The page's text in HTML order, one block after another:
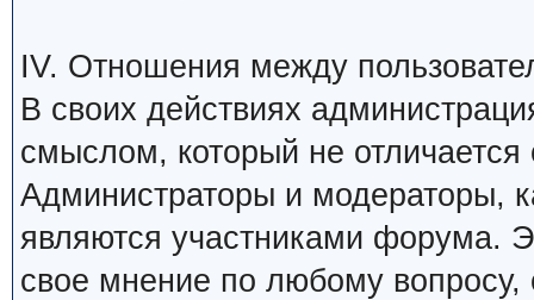
IV. Отношения между
В своих действиях
смыслом, который не отличается
Администраторы и модераторы,
являются участниками форума.
свое мнение по любому